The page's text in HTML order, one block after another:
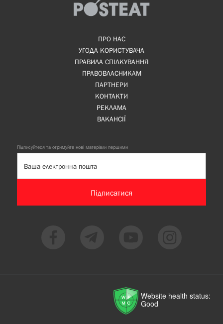
ПРО НАС
УГОДА КОРИСТУВАЧА
ПРАВИЛА СПІЛКУВАННЯ
ПРАВОВЛАСНИКАМ
ПАРТНЕРИ
КОНТАКТИ
РЕКЛАМА
ВАКАНСІЇ
Підписуйтеся та отримуйте нові матеріали першими
Підписатися
Website health status:
Good